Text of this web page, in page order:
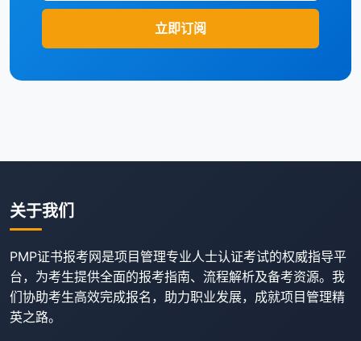
立即订阅
关于我们
PMP证书报考网是项目管理专业人士认证考试的权威指导平
台，为考生提供全面的报考指南、流程解析及备考资源。我
们协助考生高效完成报名，助力职业发展，成就项目管理精
英之路。